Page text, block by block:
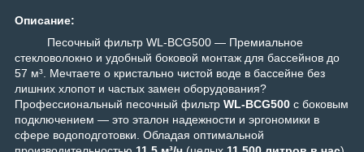
Описание:
Песочный фильтр WL-BCG500 — Премиальное
стекловолокно и удобный боковой монтаж для бассейнов до
57 м³. Мечтаете о кристально чистой воде в бассейне без
лишних хлопот и частых замен оборудования?
Профессиональный песочный фильтр WL-BCG500 с боковым
подключением — это эталон надежности и эргономики в
сфере водоподготовки. Обладая оптимальной